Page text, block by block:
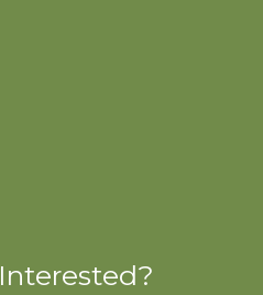
Interested?